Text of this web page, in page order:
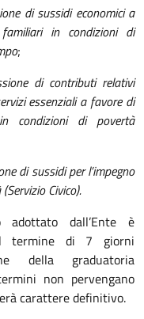
di sussidi economici a
in condizioni di
;
di contributi relativi
essenziali a favore di
condizioni di povertà
di sussidi per l’impegno
Civico).
adottato dall’Ente è
termine di 7 giorni
della graduatoria
non pervengano
carattere definitivo.